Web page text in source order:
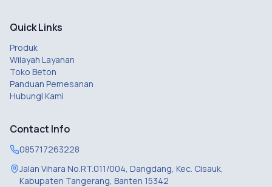
Quick Links
Produk
Wilayah Layanan
Toko Beton
Panduan Pemesanan
Hubungi Kami
Contact Info
085717263228
Jalan Vihara No.RT.011/004, Dangdang, Kec. Cisauk,
Kabupaten Tangerang, Banten 15342